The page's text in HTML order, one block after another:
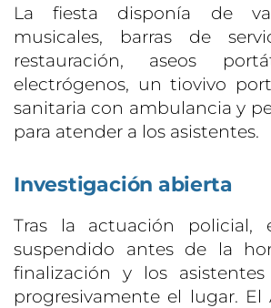
La fiesta disponía de
musicales, barras de
restauración, aseos
electrógenos, un tiovivo
sanitaria con ambulancia y
para atender a los asistentes.
Investigación abierta
Tras la actuación policial,
suspendido antes de la
finalización y los asistentes
progresivamente el lugar.